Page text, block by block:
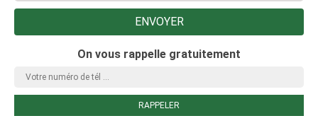
On vous rappelle gratuitement